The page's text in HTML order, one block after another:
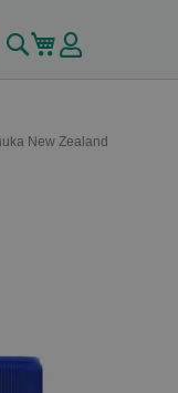
Buscar
Mi carrito
New Zealand